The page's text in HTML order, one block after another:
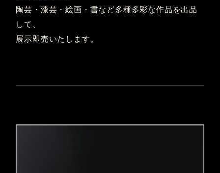
陶芸・漆芸・絵画・書など多種多彩な作品を出品
して、
展示即売いたします。